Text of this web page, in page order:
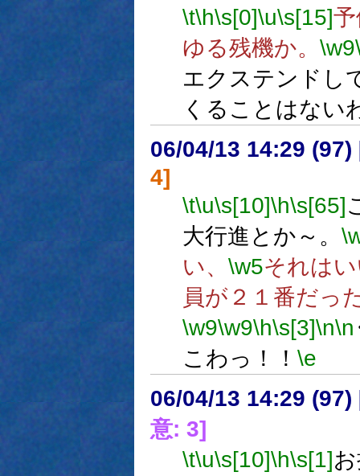
\t\h\s[0]\u\s[15]
ゆる残機か。 \w9
エクステンドし
くることはない
06/04/13 14:29 (97)
4]
\t\u\s[10]\h\s[65]
大行進とか～。
い、 \w5それは
員が２１番だっ
\w9\w9\h\s[3]\n\n
こわっ！！ \e
06/04/13 14:29 (97)
意: 3]
\t\u\s[10]\h\s[1]